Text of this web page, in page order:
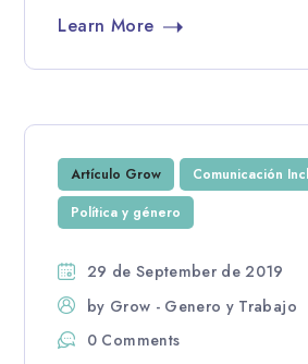
Learn More
Artículo Grow
Comunicación
Política y género
29 de September de 2019
by Grow - Genero y Trabajo
0 Comments